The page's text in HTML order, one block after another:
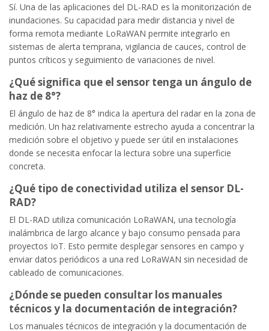
Sí. Una de las aplicaciones del DL-RAD es la monitorización de
inundaciones. Su capacidad para medir distancia y nivel de
forma remota mediante LoRaWAN permite integrarlo en
sistemas de alerta temprana, vigilancia de cauces, control de
puntos críticos y seguimiento de variaciones de nivel.
¿Qué significa que el sensor tenga un ángulo de
haz de 8°?
El ángulo de haz de 8° indica la apertura del radar en la zona de
medición. Un haz relativamente estrecho ayuda a concentrar la
medición sobre el objetivo y puede ser útil en instalaciones
donde se necesita enfocar la lectura sobre una superficie
concreta.
¿Qué tipo de conectividad utiliza el sensor DL-
RAD?
El DL-RAD utiliza comunicación LoRaWAN, una tecnología
inalámbrica de largo alcance y bajo consumo pensada para
proyectos IoT. Esto permite desplegar sensores en campo y
enviar datos periódicos a una red LoRaWAN sin necesidad de
cableado de comunicaciones.
¿Dónde se pueden consultar los manuales
técnicos y la documentación de integración?
Los manuales técnicos de integración y la documentación de